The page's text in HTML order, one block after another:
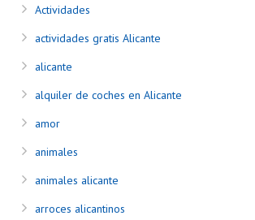
Actividades
actividades gratis Alicante
alicante
alquiler de coches en Alicante
amor
animales
animales alicante
arroces alicantinos